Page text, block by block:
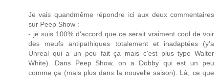
Je vais quandmême répondre ici aux deux commentaires
sur Peep Show :
- je suis 100% d'accord que ce serait vraiment cool de voir
des meufs antipathiques totalement et inadaptées (y'a
Unreal qui a un peu fait ça mais c'est plus type Walter
White). Dans Peep Show, on a Dobby qui est un peu
comme ça (mais plus dans la nouvelle saison). Là, ce que